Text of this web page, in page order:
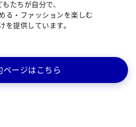
もたちが自分で、
る・ファッションを楽しむ
を提供しています。
ページはこちら